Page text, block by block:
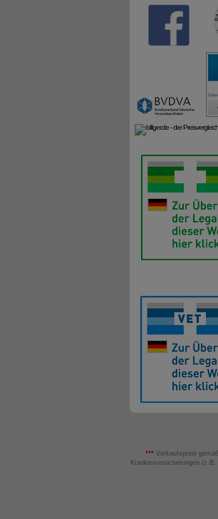
*** Verkaufspreis
Krankenversicherungen